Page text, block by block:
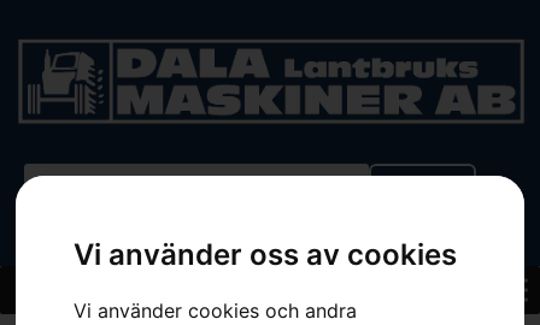
Vi använder oss av cookies
Vi använder cookies och andra